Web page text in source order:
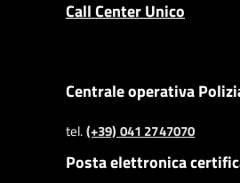
Call Center Unico
Centrale operativa
tel.(+39) 041 2747070
Posta elettronica